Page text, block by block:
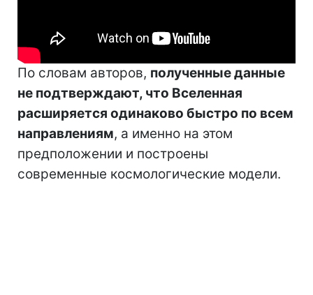
По словам авторов, полученные данные
не подтверждают, что Вселенная
расширяется одинаково быстро по всем
направлениям, а именно на этом
предположении и построены
современные космологические модели.